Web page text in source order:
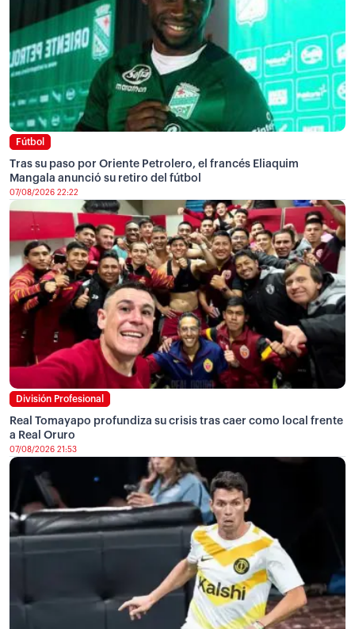
Fútbol
Tras su paso por Oriente Petrolero, el francés Eliaquim
Mangala anunció su retiro del fútbol
07/08/2026 22:22
División Profesional
Real Tomayapo profundiza su crisis tras caer como local frente
a Real Oruro
07/08/2026 21:53